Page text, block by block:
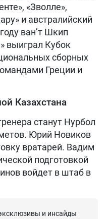
«Зволле»,
и австралийский
ван’т Шкип
выиграл Кубок
сборных
Греции и
Казахстана
станут Нурбол
Юрий Новиков
вратарей. Вадим
подготовкой
войдет в штаб в
и инсайды